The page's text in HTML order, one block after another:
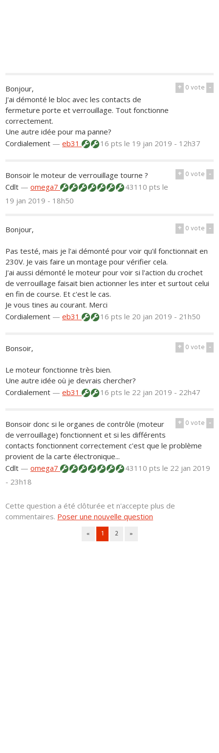
+ 0vote -
Bonjour,
J'ai démonté le bloc avec les contacts de
fermeture porte et verrouillage. Tout fonctionne
correctement.
Une autre idée pour ma panne?
Cordialement —eb31 16 ptsle 19 jan 2019 - 12h37
+ 0vote -
Bonsoir le moteur de verrouillage tourne ?
Cdlt —omega7 43110 ptsle
19 jan 2019 - 18h50
+ 0vote -
Bonjour,
Pas testé, mais je l'ai démonté pour voir qu'il fonctionnait en
230V. Je vais faire un montage pour vérifier cela.
J'ai aussi démonté le moteur pour voir si l'action du crochet
de verrouillage faisait bien actionner les inter et surtout celui
en fin de course. Et c'est le cas.
Je vous tines au courant. Merci
Cordialement —eb31 16 ptsle 20 jan 2019 - 21h50
+ 0vote -
Bonsoir,
Le moteur fonctionne très bien.
Une autre idée où je devrais chercher?
Cordialement —eb31 16 ptsle 22 jan 2019 - 22h47
+ 0vote -
Bonsoir donc si le organes de contrôle (moteur
de verrouillage) fonctionnent et si les différents
contacts fonctionnent correctement c'est que le problème
provient de la carte électronique...
Cdlt —omega7 43110 ptsle 22 jan 2019
- 23h18
Cette question a été clôturée et n'accepte plus de
commentaires. Poser une nouvelle question
« 1 2 »